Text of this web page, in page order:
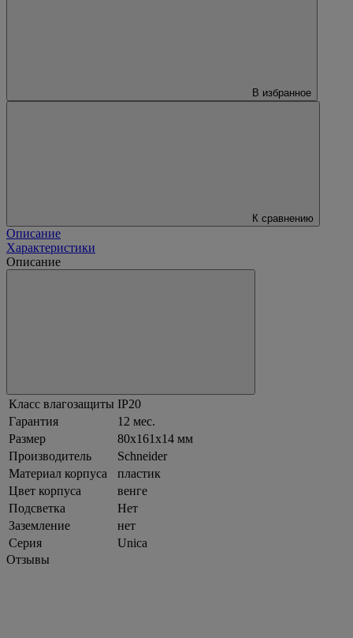
В избранное
К сравнению
Описание
Характеристики
Описание
Класс влагозащиты IP20
Гарантия
12 мес.
Размер
80х161х14 мм
Производитель
Schneider
Материал корпуса
пластик
Цвет корпуса
венге
Подсветка
Нет
Заземление
нет
Серия
Unica
Отзывы